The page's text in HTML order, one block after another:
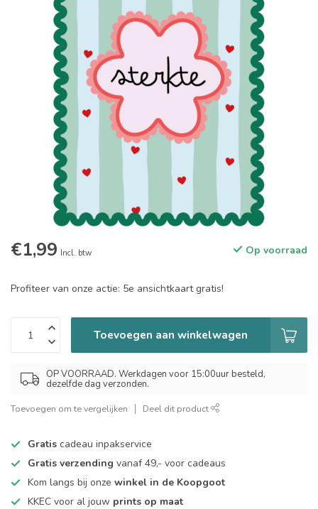
€1,99 Incl. btw Op voorraad
Profiteer van onze actie: 5e ansichtkaart gratis!
Toevoegen aan winkelwagen
OP VOORRAAD. Werkdagen voor 15:00uur besteld,
dezelfde dag verzonden.
Toevoegen om te vergelijken Deel dit product
Gratis cadeau inpakservice
Gratis verzending vanaf 49,- voor cadeaus
Kom langs bij onze winkel in de Koopgoot
KKEC voor al jouw prints op maat